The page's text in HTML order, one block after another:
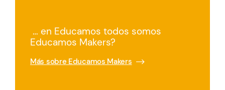
… en Educamos todos somos
Educamos Makers?
Más sobre Educamos Makers